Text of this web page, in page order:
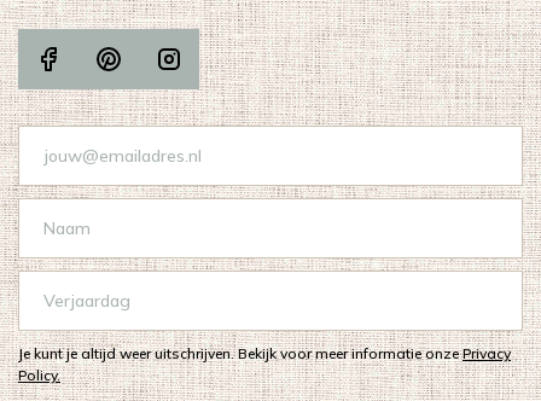
Je kunt je altijd weer uitschrijven. Bekijk voor meer informatie onzePrivacy
Policy.